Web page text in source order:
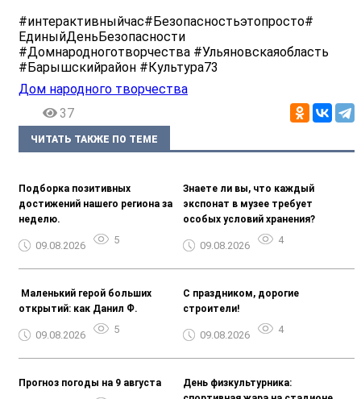
#интерактивныйчас#Безопасностьэтопросто#
ЕдиныйДеньБезопасности
#Домнародноготворчества #Ульяновскаяобласть
#Барышскийрайон #Культура73
Дом народного творчества
37
ЧИТАТЬ ТАКЖЕ ПО ТЕМЕ
Подборка позитивных
достижений нашего региона за
неделю.
09.08.2026 5
Знаете ли вы, что каждый
экспонат в музее требует
особых условий хранения?
09.08.2026 4
️ Маленький герой больших
открытий: как Данил Ф.
09.08.2026 5
С праздником, дорогие
строители!
09.08.2026 4
Прогноз погоды на 9 августа
День физкультурника: